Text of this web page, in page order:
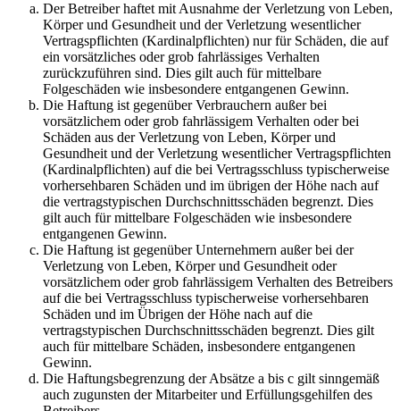
Der Betreiber haftet mit Ausnahme der Verletzung von Leben,
Körper und Gesundheit und der Verletzung wesentlicher
Vertragspflichten (Kardinalpflichten) nur für Schäden, die auf
ein vorsätzliches oder grob fahrlässiges Verhalten
zurückzuführen sind. Dies gilt auch für mittelbare
Folgeschäden wie insbesondere entgangenen Gewinn.
Die Haftung ist gegenüber Verbrauchern außer bei
vorsätzlichem oder grob fahrlässigem Verhalten oder bei
Schäden aus der Verletzung von Leben, Körper und
Gesundheit und der Verletzung wesentlicher Vertragspflichten
(Kardinalpflichten) auf die bei Vertragsschluss typischerweise
vorhersehbaren Schäden und im übrigen der Höhe nach auf
die vertragstypischen Durchschnittsschäden begrenzt. Dies
gilt auch für mittelbare Folgeschäden wie insbesondere
entgangenen Gewinn.
Die Haftung ist gegenüber Unternehmern außer bei der
Verletzung von Leben, Körper und Gesundheit oder
vorsätzlichem oder grob fahrlässigem Verhalten des Betreibers
auf die bei Vertragsschluss typischerweise vorhersehbaren
Schäden und im Übrigen der Höhe nach auf die
vertragstypischen Durchschnittsschäden begrenzt. Dies gilt
auch für mittelbare Schäden, insbesondere entgangenen
Gewinn.
Die Haftungsbegrenzung der Absätze a bis c gilt sinngemäß
auch zugunsten der Mitarbeiter und Erfüllungsgehilfen des